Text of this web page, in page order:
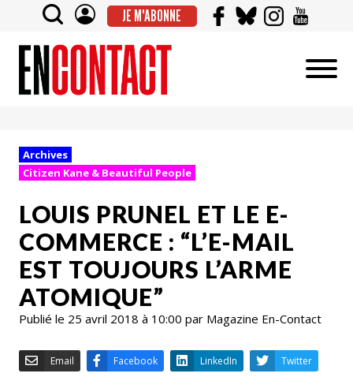
JE M'ABONNE
Archives
Citizen Kane & Beautiful People
LOUIS PRUNEL ET LE E-
COMMERCE : “L’E-MAIL
EST TOUJOURS L’ARME
ATOMIQUE”
Publié le 25 avril 2018 à 10:00 par Magazine En-Contact